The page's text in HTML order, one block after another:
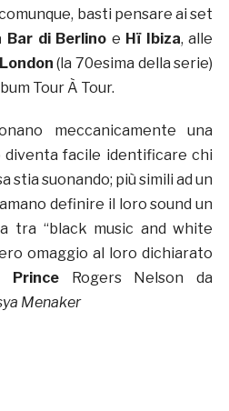
basti pensare ai set
Bar di Berlino e Hï Ibiza, alle
(la 70esima della serie)
Tour À Tour.
meccanicamente una
diventa facile identificare chi
stia suonando; più simili ad un
definire il loro sound un
tra “black music and white
omaggio al loro dichiarato
Prince Rogers Nelson da
Menaker